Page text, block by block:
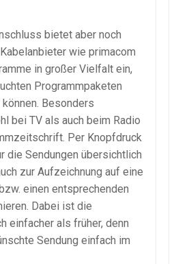
bietet aber noch
wie primacom
in großer Vielfalt ein,
Programmpaketen
Besonders
bei TV als auch beim Radio
Per Knopfdruck
die Sendungen übersichtlich
zur Aufzeichnung auf eine
einen entsprechenden
Dabei ist die
einfacher als früher, denn
Sendung einfach im